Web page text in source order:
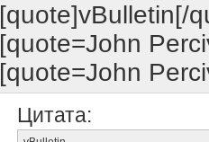
[quote]vBulletin[/
[quote=John
[quote=John
Цитата: